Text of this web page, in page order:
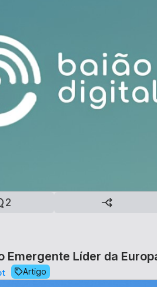
2
Emergente Líder da
Artigo